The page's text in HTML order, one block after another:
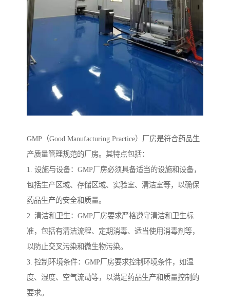
GMP（Good Manufacturing Practice）厂房是符合药品生
产质量管理规范的厂房。其特点包括：
1. 设施与设备：GMP厂房必须具备适当的设施和设备，
包括生产区域、存储区域、实验室、清洁室等，以确保
药品生产的安全和质量。
2. 清洁和卫生：GMP厂房要求严格遵守清洁和卫生标
准，包括有清洁流程、定期消毒、适当使用消毒剂等，
以防止交叉污染和微生物污染。
3. 控制环境条件：GMP厂房要求控制环境条件，如温
度、湿度、空气流动等，以满足药品生产和质量控制的
要求。